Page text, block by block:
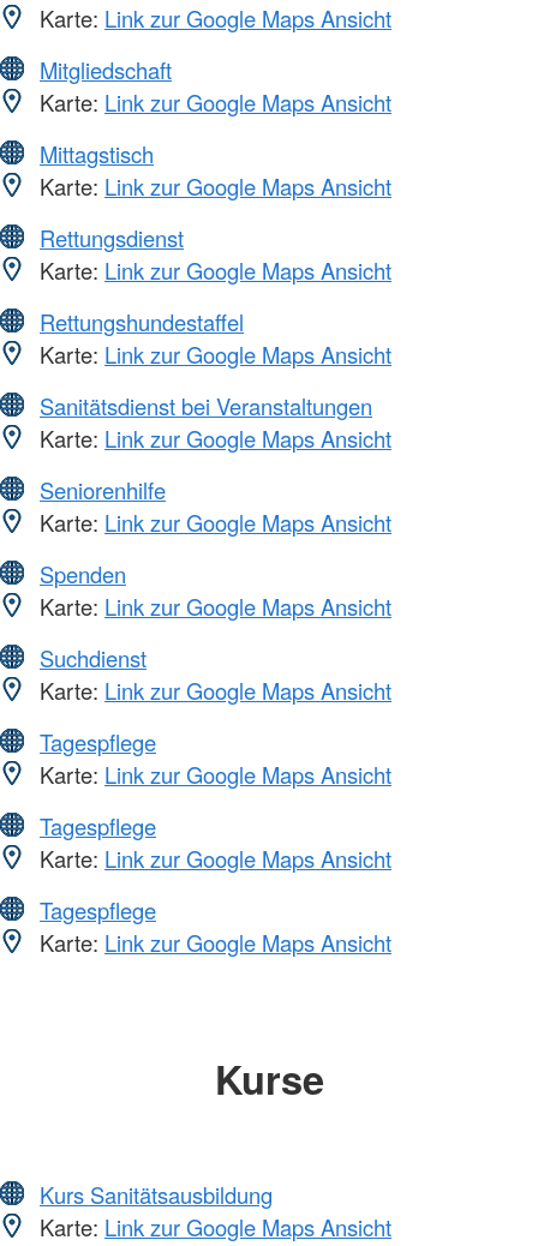
Karte: Link zur Google Maps Ansicht
Mitgliedschaft
Karte: Link zur Google Maps Ansicht
Mittagstisch
Karte: Link zur Google Maps Ansicht
Rettungsdienst
Karte: Link zur Google Maps Ansicht
Rettungshundestaffel
Karte: Link zur Google Maps Ansicht
Sanitätsdienst bei Veranstaltungen
Karte: Link zur Google Maps Ansicht
Seniorenhilfe
Karte: Link zur Google Maps Ansicht
Spenden
Karte: Link zur Google Maps Ansicht
Suchdienst
Karte: Link zur Google Maps Ansicht
Tagespflege
Karte: Link zur Google Maps Ansicht
Tagespflege
Karte: Link zur Google Maps Ansicht
Tagespflege
Karte: Link zur Google Maps Ansicht
Kurse
Kurs Sanitätsausbildung
Karte: Link zur Google Maps Ansicht